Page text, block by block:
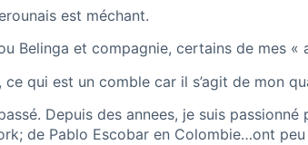
est méchant.
Belinga et compagnie, certains de mes
ce qui est un comble car il s’agit de mon
Depuis des annees, je suis
de Pablo Escobar en Colombie…ont